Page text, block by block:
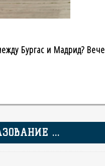
Бургас и Мадрид? Вече
...